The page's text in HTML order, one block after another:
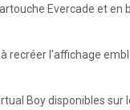
Evercade et en
recréer l’affichage
Boy disponibles sur